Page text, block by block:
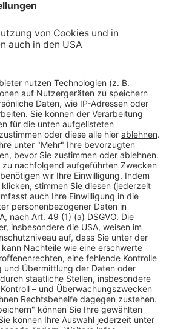
nach §18 Abs.2 MStV: Christoph
jetzt!